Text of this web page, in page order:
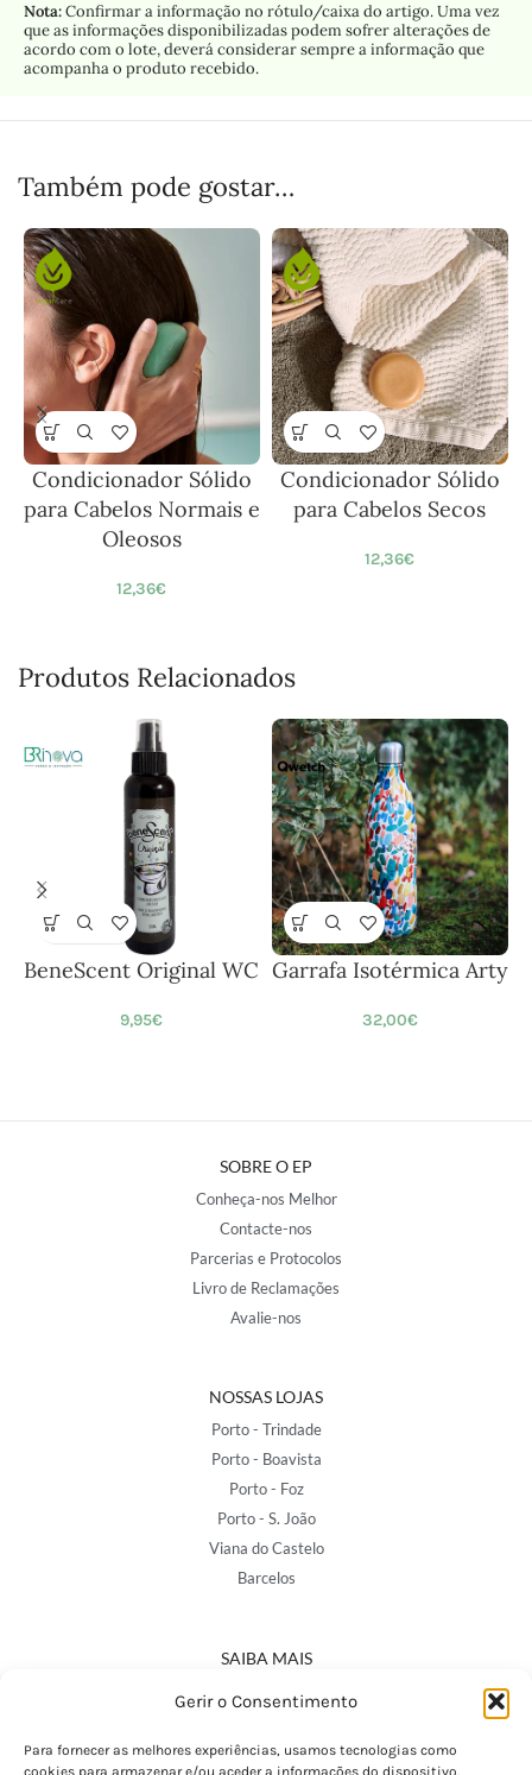
Gerir o Consentimento
Para fornecer as melhores experiências, usamos tecnologias como
cookies para armazenar e/ou aceder a informações do dispositivo.
Nota:Confirmar a informação no rótulo/caixa do artigo. Uma vez
que as informações disponibilizadas podem sofrer alterações de
acordo com o lote, deverá considerar sempre a informação que
acompanha o produto recebido.
Também pode gostar…
Condicionador Sólido
para Cabelos Normais e
Oleosos
12,36€
Condicionador Sólido
para Cabelos Secos
12,36€
Produtos Relacionados
BeneScent Original WC
9,95€
Garrafa Isotérmica Arty
32,00€
SOBRE O EP
Conheça-nos Melhor
Contacte-nos
Parcerias e Protocolos
Livro de Reclamações
Avalie-nos
NOSSAS LOJAS
Porto - Trindade
Porto - Boavista
Porto - Foz
Porto - S. João
Viana do Castelo
Barcelos
SAIBA MAIS
Política de Privacidade
Termos e Condições